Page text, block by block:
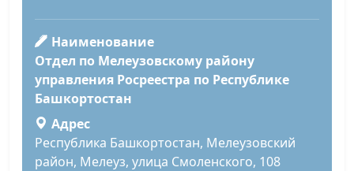
Наименование
Отдел по Мелеузовскому району
управления Росреестра по Республике
Башкортостан
Адрес
Республика Башкортостан, Мелеузовский
район, Мелеуз, улица Смоленского, 108